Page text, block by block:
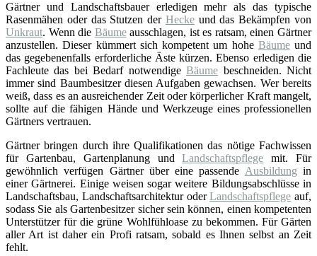
Gärtner und Landschaftsbauer erledigen mehr als das typische
Rasenmähen oder das Stutzen der Heckeund das Bekämpfen von
Unkraut. Wenn die Bäumeausschlagen, ist es ratsam, einen Gärtner
anzustellen. Dieser kümmert sich kompetent um hohe Bäumeund
das gegebenenfalls erforderliche Äste kürzen. Ebenso erledigen die
Fachleute das bei Bedarf notwendigeBäume beschneiden. Nicht
immer sind Baumbesitzer diesen Aufgaben gewachsen. Wer bereits
weiß, dass es an ausreichender Zeit oder körperlicher Kraft mangelt,
sollte auf die fähigen Hände und Werkzeuge eines professionellen
Gärtners vertrauen.
Gärtner bringen durch ihre Qualifikationen das nötige Fachwissen
für Gartenbau, Gartenplanung undLandschaftspflege mit. Für
gewöhnlich verfügen Gärtner über eine passende Ausbildung in
einer Gärtnerei. Einige weisen sogar weitere Bildungsabschlüsse in
Landschaftsbau, Landschaftsarchitektur oderLandschaftspflege auf,
sodass Sie als Gartenbesitzer sicher sein können, einen kompetenten
Unterstützer für die grüne Wohlfühloase zu bekommen. Für Gärten
aller Art ist daher ein Profi ratsam, sobald es Ihnen selbst an Zeit
fehlt.